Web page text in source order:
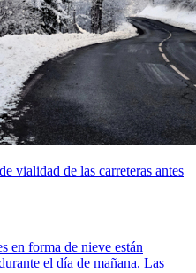
vialidad de las carreteras antes
en forma de nieve están
el día de mañana. Las